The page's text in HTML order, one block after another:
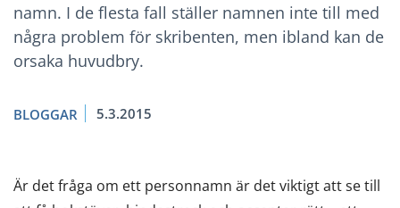
namn. I de flesta fall ställer namnen inte till med
några problem för skribenten, men ibland kan de
orsaka huvudbry.
BLOGGAR 5.3.2015
Är det fråga om ett personnamn är det viktigt att se till